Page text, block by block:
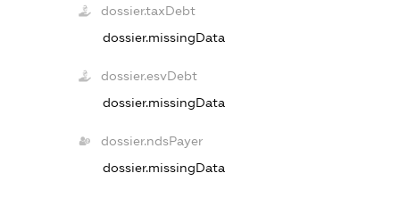
dossier.taxDebt
dossier.missingData
dossier.esvDebt
dossier.missingData
dossier.ndsPayer
dossier.missingData